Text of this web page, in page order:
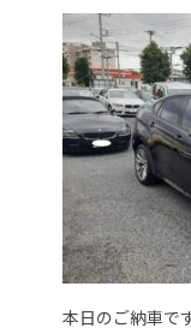
本日のご納車です